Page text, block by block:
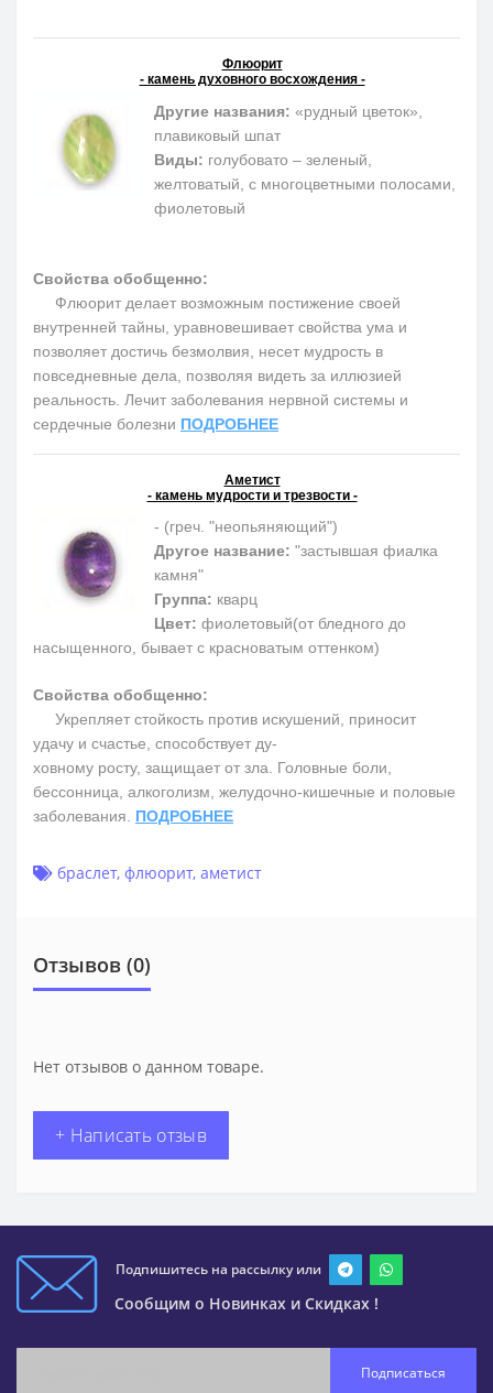
Флюорит
- камень духовного восхождения -
Другие названия: «рудный цветок»,
плавиковый шпат
Виды: голубовато – зеленый,
желтоватый, с многоцветными полосами,
фиолетовый
Свойства обобщенно:
Флюорит делает возможным постижение своей
внутренней тайны, уравновешивает свойства ума и
позволяет достичь безмолвия, несет мудрость в
повседневные дела, позволяя видеть за иллюзией
реальность. Лечит заболевания нервной системы и
сердечные болезни ПОДРОБНЕЕ
Аметист
- камень мудрости и трезвости -
- (греч. "неопьяняющий")
Другое название: "застывшая фиалка
камня"
Группа: кварц
Цвет: фиолетовый(от бледного до
насыщенного, бывает с красноватым оттенком)
Свойства обобщенно:
Укрепляет стойкость против искушений, приносит
удачу и счастье, способствует ду-
ховному росту, защищает от зла. Головные боли,
бессонница, алкоголизм, желудочно-кишечные и половые
заболевания. ПОДРОБНЕЕ
браслет, флюорит, аметист
Отзывов (0)
Нет отзывов о данном товаре.
+ Написать отзыв
Подпишитесь на рассылку или
Сообщим о Новинках и Скидках !
Подписаться